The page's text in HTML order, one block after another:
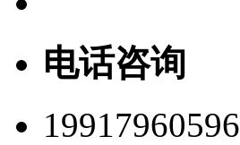
电话咨询
19917960596